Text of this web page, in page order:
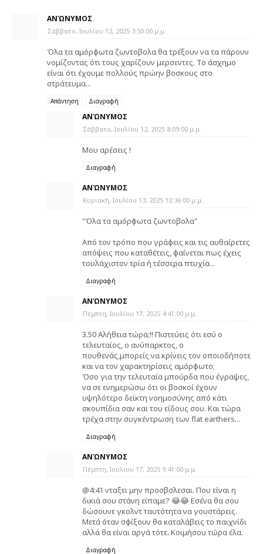
ΑΝΏΝΥΜΟΣ
Σάββατο, Ιουλίου 12, 2025 3:50:00 μ.μ.
Όλα τα αμόρφωτα ζωντοβολα θα τρέξουν να τα πάρουν
νομίζοντας ότι τους χαρίζουν μερσεντες. Το άσχημο
είναι ότι έχουμε πολλούς πρώην βοσκους στο
στράτευμα...
Απάντηση Διαγραφή
ΑΝΏΝΥΜΟΣ
Σάββατο, Ιουλίου 12, 2025 8:09:00 μ.μ.
Μου αρέσεις !
Διαγραφή
ΑΝΏΝΥΜΟΣ
Κυριακή, Ιουλίου 13, 2025 10:36:00 μ.μ.
"Όλα τα αμόρφωτα ζωντοβολα"
Από τον τρόπο που γράφεις και τις αυθαίρετες
απόψεις που καταθέτεις, φαίνεται πως έχεις
τουλάχιστον τρία ή τέσσερα πτυχία...
Διαγραφή
ΑΝΏΝΥΜΟΣ
Πέμπτη, Ιουλίου 17, 2025 4:41:00 μ.μ.
3.50 Αλήθεια τώρα;!! Πιστεύεις ότι εσύ ο
τελευταίος, ο ανύπαρκτος, ο
πουθενάς,μπορείς να κρίνεις τον οποιοδήποτε
και να τον χαρακτηρίσεις αμόρφωτο;
Όσο για την τελευταία μπούρδα που έγραψες,
να σε ενημερώσω ότι οι βοσκοί έχουν
υψηλότερο δείκτη νοημοσύνης από κάτι
σκουπίδια σαν και του είδους σου. Και τώρα
τρέχα στην συγκέντρωση των flat earthers...
Διαγραφή
ΑΝΏΝΥΜΟΣ
Πέμπτη, Ιουλίου 17, 2025 9:41:00 μ.μ.
@4:41 νταξει μην προσβσλεσαι. Που είναι η
δικιά σου στάνη είπαμε? 😂😂 Εσένα θα σου
δώσουνε γκολντ ταυτότητα να γουστάρεις.
Μετά όταν σφίξουν θα καταλάβεις το παιχνίδι
αλλά θα είναι αργά τότε. Κοιμήσου τώρα έλα.
Διαγραφή